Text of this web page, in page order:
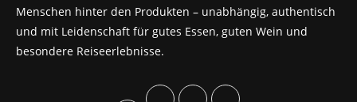
Menschen hinter den Produkten – unabhängig, authentisch
und mit Leidenschaft für gutes Essen, guten Wein und
besondere Reiseerlebnisse.